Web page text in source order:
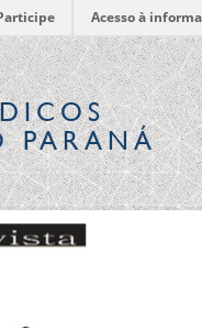
Acesso à
PARANÁ